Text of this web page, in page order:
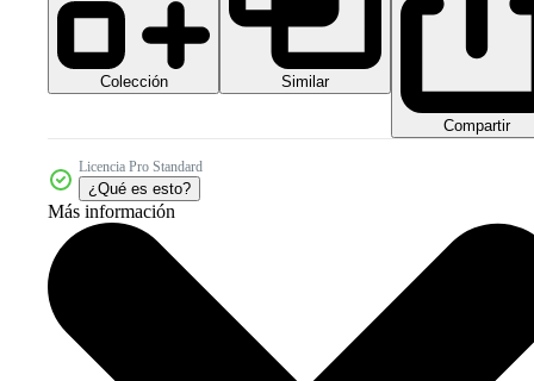
Colección Similar
Compartir
Licencia Pro Standard
¿Qué es esto?
Más información